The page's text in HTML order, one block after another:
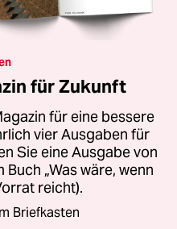
für Zukunft
für eine bessere
vier Ausgaben für
Sie eine Ausgabe von
„Was wäre, wenn
reicht).
Briefkasten